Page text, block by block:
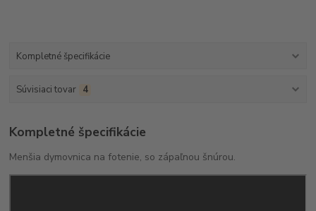
Kompletné špecifikácie
Súvisiaci tovar 4
Kompletné špecifikácie
Menšia dymovnica na fotenie, so zápaľnou šnúrou.